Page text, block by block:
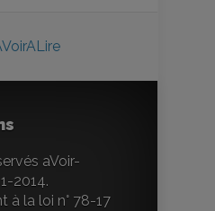
aVoir-
2014.
à la loi n° 78-17